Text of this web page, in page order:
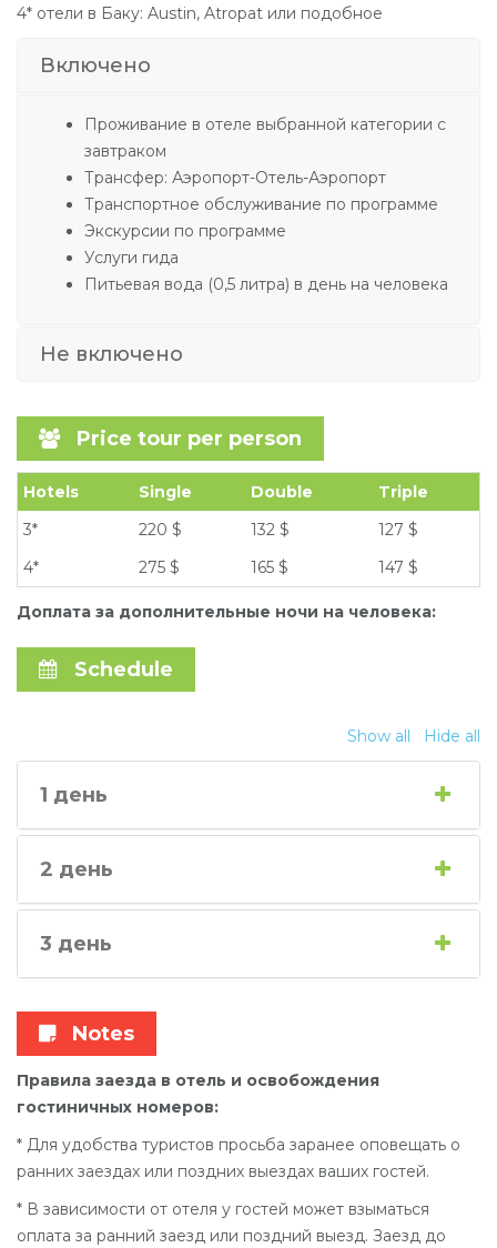
4* отели в Баку: Austin, Atropat или подобное
Включено
Проживание в отеле выбранной категории с
завтраком
Трансфер: Аэропорт-Отель-Аэропорт
Транспортное обслуживание по программе
Экскурсии по программе
Услуги гида
Питьевая вода (0,5 литра) в день на человека
Не включено
Price tour per person
Hotels Single Double
Triple
3*
220 $ 132 $
127 $
4*
275 $ 165 $ 147 $
Доплата за дополнительные ночи на человека:
Schedule
Show all Hide all
1 день
2 день
3 день
Notes
Правила заезда в отель и освобождения
гостиничных номеров:
* Для удобства туристов просьба заранее оповещать о
ранних заездах или поздних выездах ваших гостей.
* В зависимости от отеля у гостей может взыматься
оплата за ранний заезд или поздний выезд. Заезд до